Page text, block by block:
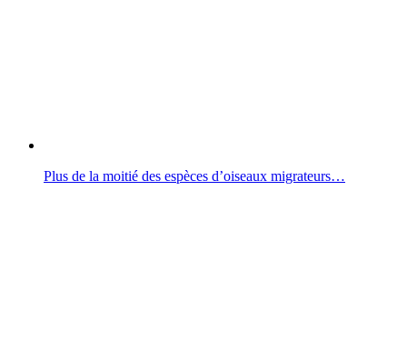
Plus de la moitié des espèces d’oiseaux migrateurs…